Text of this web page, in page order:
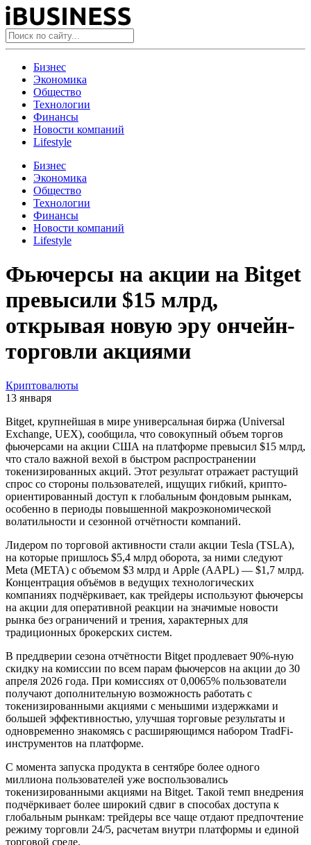
Бизнес
Экономика
Общество
Технологии
Финансы
Новости компаний
Lifestyle
Бизнес
Экономика
Общество
Технологии
Финансы
Новости компаний
Lifestyle
Фьючерсы на акции на Bitget
превысили $15 млрд,
открывая новую эру ончейн-
торговли акциями
Криптовалюты
13 января
Bitget, крупнейшая в мире универсальная биржа (Universal
Exchange, UEX), сообщила, что совокупный объем торгов
фьючерсами на акции США на платформе превысил $15 млрд,
что стало важной вехой в быстром распространении
токенизированных акций. Этот результат отражает растущий
спрос со стороны пользователей, ищущих гибкий, крипто-
ориентированный доступ к глобальным фондовым рынкам,
особенно в периоды повышенной макроэкономической
волатильности и сезонной отчётности компаний.
Лидером по торговой активности стали акции Tesla (TSLA),
на которые пришлось $5,4 млрд оборота, за ними следуют
Meta (META) с объемом $3 млрд и Apple (AAPL) — $1,7 млрд.
Концентрация объёмов в ведущих технологических
компаниях подчёркивает, как трейдеры используют фьючерсы
на акции для оперативной реакции на значимые новости
рынка без ограничений и трения, характерных для
традиционных брокерских систем.
В преддверии сезона отчётности Bitget продлевает 90%-ную
скидку на комиссии по всем парам фьючерсов на акции до 30
апреля 2026 года. При комиссиях от 0,0065% пользователи
получают дополнительную возможность работать с
токенизированными акциями с меньшими издержками и
большей эффективностью, улучшая торговые результаты и
одновременно знакомясь с расширяющимся набором TradFi-
инструментов на платформе.
С момента запуска продукта в сентябре более одного
миллиона пользователей уже воспользовались
токенизированными акциями на Bitget. Такой темп внедрения
подчёркивает более широкий сдвиг в способах доступа к
глобальным рынкам: трейдеры все чаще отдают предпочтение
режиму торговли 24/5, расчетам внутри платформы и единой
торговой среде.